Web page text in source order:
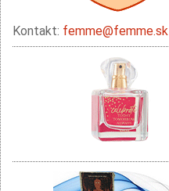
Kontakt: femme@femme.sk